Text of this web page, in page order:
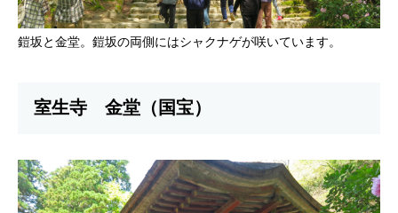
鎧坂と金堂。鎧坂の両側にはシャクナゲが咲いています。
室生寺 金堂（国宝）